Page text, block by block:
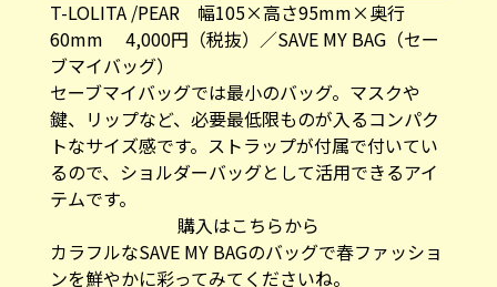
ブマイバッグ）
セーブマイバッグでは最小のバッグ。マスクや
鍵、リップなど、必要最低限ものが入るコンパク
トなサイズ感です。ストラップが付属で付いてい
るので、ショルダーバッグとして活用できるアイ
テムです。
購入はこちらから
カラフルなSAVE MY BAGのバッグで春ファッショ
ンを鮮やかに彩ってみてくださいね。
お問い合わせ先
兵庫県西宮市南越木岩町7-2